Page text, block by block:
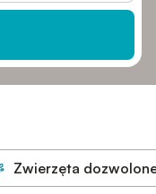
Zwierzęta